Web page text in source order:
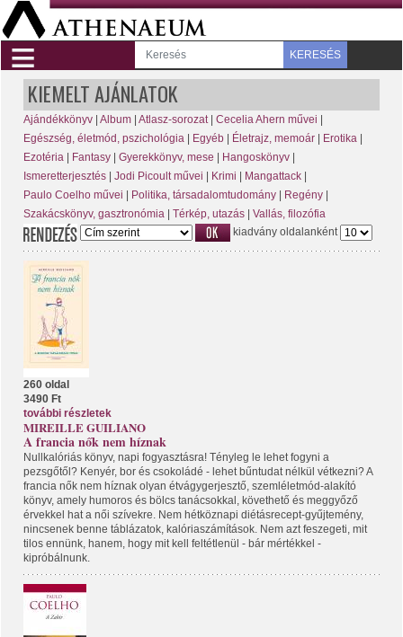
≡ KERESÉS
KIEMELT AJÁNLATOK
Ajándékkönyv | Album | Atlasz-sorozat | Cecelia Ahern művei |
Egészség, életmód, pszichológia | Egyéb | Életrajz, memoár | Erotika |
Ezotéria | Fantasy | Gyerekkönyv, mese | Hangoskönyv |
Ismeretterjesztés | Jodi Picoult művei | Krimi | Mangattack |
Paulo Coelho művei | Politika, társadalomtudomány | Regény |
Szakácskönyv, gasztronómia | Térkép, utazás | Vallás, filozófia
kiadvány oldalanként
260 oldal
3490 Ft
további részletek
MIREILLE GUILIANO
A francia nők nem híznak
Nullkalóriás könyv, napi fogyasztásra! Tényleg le lehet fogyni a
pezsgőtől? Kenyér, bor és csokoládé - lehet bűntudat nélkül vétkezni? A
francia nők nem híznak olyan étvágygerjesztő, szemléletmód-alakító
könyv, amely humoros és bölcs tanácsokkal, követhető és meggyőző
érvekkel hat a női szívekre. Nem hétköznapi diétásrecept-gyűjtemény,
nincsenek benne táblázatok, kalóriaszámítások. Nem azt feszegeti, mit
tilos ennünk, hanem, hogy mit kell feltétlenül - bár mértékkel -
kipróbálnunk.